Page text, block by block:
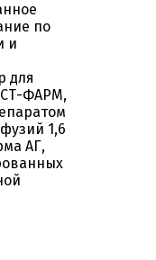
по
и
для
ФАРМ,
1,6
АГ,